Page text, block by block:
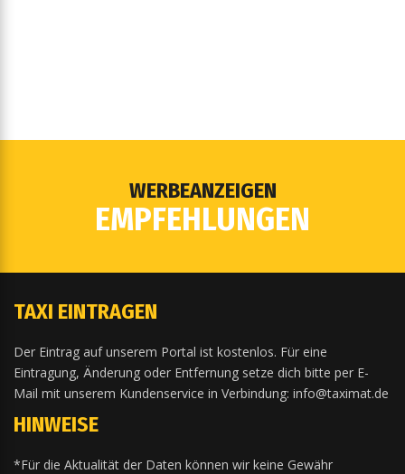
WERBEANZEIGEN
EMPFEHLUNGEN
TAXI EINTRAGEN
Der Eintrag auf unserem Portal ist kostenlos. Für eine
Eintragung, Änderung oder Entfernung setze dich bitte per E-
Mail mit unserem Kundenservice in Verbindung: info@taximat.de
HINWEISE
*Für die Aktualität der Daten können wir keine Gewähr